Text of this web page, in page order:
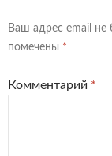
Ваш адрес email не
помечены *
Комментарий *